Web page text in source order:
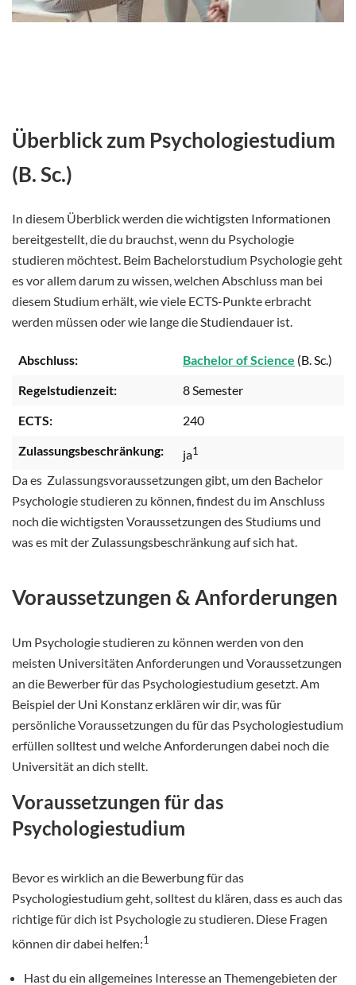
Überblick zum Psychologiestudium
(B. Sc.)
In diesem Überblick werden die wichtigsten Informationen
bereitgestellt, die du brauchst, wenn du Psychologie
studieren möchtest. Beim Bachelorstudium Psychologie geht
es vor allem darum zu wissen, welchen Abschluss man bei
diesem Studium erhält, wie viele ECTS-Punkte erbracht
werden müssen oder wie lange die Studiendauer ist.
Abschluss: Bachelor of Science (B. Sc.)
Regelstudienzeit:
8 Semester
ECTS:
240
Zulassungsbeschränkung:
ja1
Da es Zulassungsvoraussetzungen gibt, um den Bachelor
Psychologie studieren zu können, findest du im Anschluss
noch die wichtigsten Voraussetzungen des Studiums und
was es mit der Zulassungsbeschränkung auf sich hat.
Voraussetzungen & Anforderungen
Um Psychologie studieren zu können werden von den
meisten Universitäten Anforderungen und Voraussetzungen
an die Bewerber für das Psychologiestudium gesetzt. Am
Beispiel der Uni Konstanz erklären wir dir, was für
persönliche Voraussetzungen du für das Psychologiestudium
erfüllen solltest und welche Anforderungen dabei noch die
Universität an dich stellt.
Voraussetzungen für das
Psychologiestudium
Bevor es wirklich an die Bewerbung für das
Psychologiestudium geht, solltest du klären, dass es auch das
richtige für dich ist Psychologie zu studieren. Diese Fragen
können dir dabei helfen:1
Hast du ein allgemeines Interesse an Themengebieten der